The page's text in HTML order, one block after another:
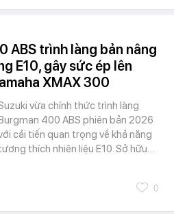
ABS trình làng bản nâng
E10, gây sức ép lên
XMAX 300
vừa chính thức trình làng
400 ABS phiên bản 2026
cải tiến quan trọng về khả năng
thích nhiên liệu E10. Sở hữu…
0